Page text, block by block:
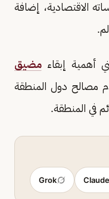
الاقتصادية، إضافة
أهمية إبقاء مضيق
مصالح دول المنطقة
في المنطقة.
Claude
Grok